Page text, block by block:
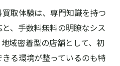
取体験は、専門知識を持つ
、手数料無料の明瞭なシス
域密着型の店舗として、初
る環境が整っているのも特